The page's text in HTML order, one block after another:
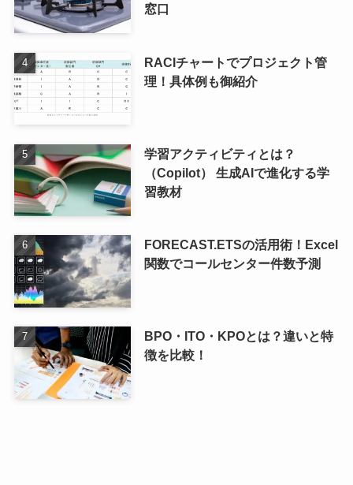
窓口
RACIチャートでプロジェクト管
理！具体例も御紹介
学習アクティビティとは？
（Copilot） 生成AIで進化する学
習教材
FORECAST.ETSの活用術！Excel
関数でコールセンター件数予測
BPO・ITO・KPOとは？違いと特
徴を比較！